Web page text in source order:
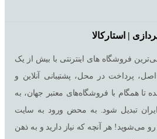
| استارکالا
فروشگاه های اینترنتی با بیش از یک
پرداخت در محل، پشتیبانی آنلاین و
تا همگام با فروشگاه‌های معتبر جهان، به
ایران تبدیل شود. به محض ورود به سایت
به رو می‌شوید! هر آنچه که نیاز دارید و به ذهن